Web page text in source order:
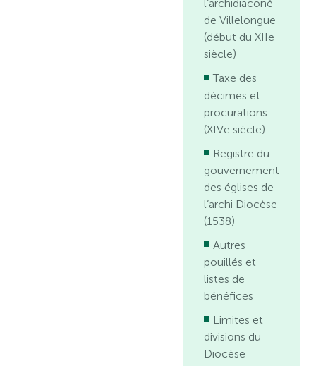
l’archidiaconé
de Villelongue
(début du XIIe
siècle)
Taxe des
décimes et
procurations
(XIVe siècle)
Registre du
gouvernement
des églises de
l’archi Diocèse
(1538)
Autres
pouillés et
listes de
bénéfices
Limites et
divisions du
Diocèse